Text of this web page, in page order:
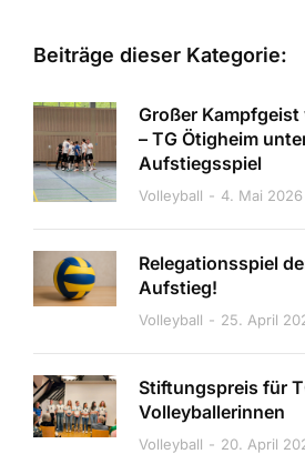
Beiträge dieser Kategorie:
Großer
– TG Ötigheim
Aufstiegsspiel
Volleyball 4. Mai 2026
Relegationsspiel
Aufstieg!
Volleyball 25. April
Stiftungspreis für
Volleyballerinnen
Volleyball 20. April